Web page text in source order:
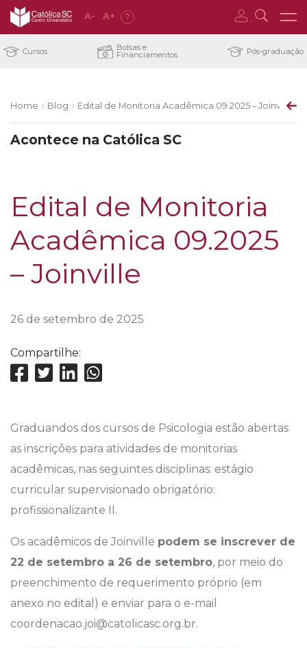
A- A+ ?
Cursos Bolsas e
Financiamentos Pós-graduação
Home / Blog / Edital de Monitoria Acadêmica 09.2025 – Joinville
Acontece na Católica SC
Edital de Monitoria
Acadêmica 09.2025
– Joinville
26 de setembro de 2025
Compartilhe:
Graduandos dos cursos de Psicologia estão abertas
as inscrições para atividades de monitorias
acadêmicas, nas seguintes disciplinas: estágio
curricular supervisionado obrigatório:
profissionalizante II.
Os acadêmicos de Joinville podem se inscrever de
22 de setembro a 26 de setembro, por meio do
preenchimento de requerimento próprio (em
anexo no edital) e enviar para o e-mail
coordenacao.joi@catolicasc.org.br.